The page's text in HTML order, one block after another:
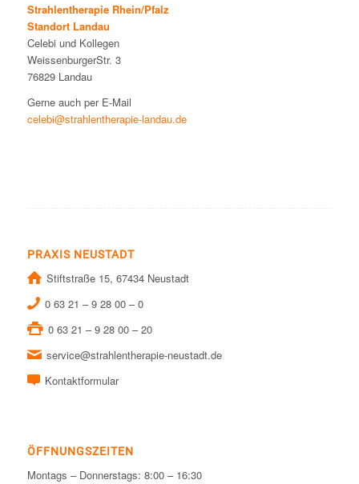
Strahlentherapie Rhein/Pfalz
Standort Landau
Celebi und Kollegen
WeissenburgerStr. 3
76829 Landau
Gerne auch per E-Mail
celebi@strahlentherapie-landau.de
PRAXIS NEUSTADT
Stiftstraße 15, 67434 Neustadt
0 63 21 – 9 28 00 – 0
0 63 21 – 9 28 00 – 20
service@strahlentherapie-neustadt.de
Kontaktformular
ÖFFNUNGSZEITEN
Montags – Donnerstags: 8:00 – 16:30